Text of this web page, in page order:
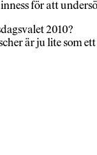
för att
2010?
är ju lite som